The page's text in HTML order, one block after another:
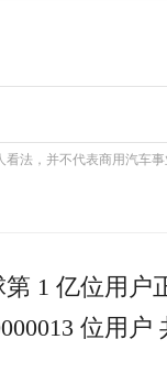
法，并不代表商用汽车事
1 亿位用户
位用户